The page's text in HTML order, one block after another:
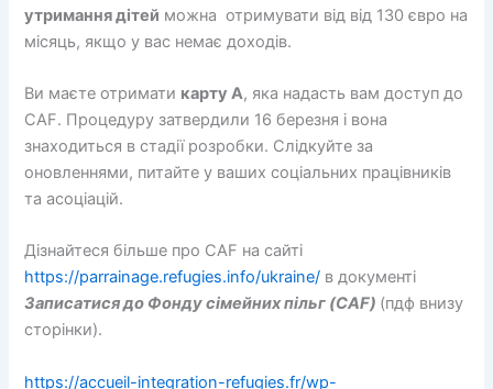
утримання дітей можна отримувати від від 130 євро на
місяць, якщо у вас немає доходів.
Ви маєте отримати карту А, яка надасть вам доступ до
CAF. Процедуру затвердили 16 березня і вона
знаходиться в стадії розробки. Слідкуйте за
оновленнями, питайте у ваших соціальних працівників
та асоціацій.
Дізнайтеся більше про CAF на сайті
https://parrainage.refugies.info/ukraine/ в документі
Записатися до Фонду сімейних пільг (CAF) (пдф внизу
сторінки).
https://accueil-integration-refugies.fr/wp-